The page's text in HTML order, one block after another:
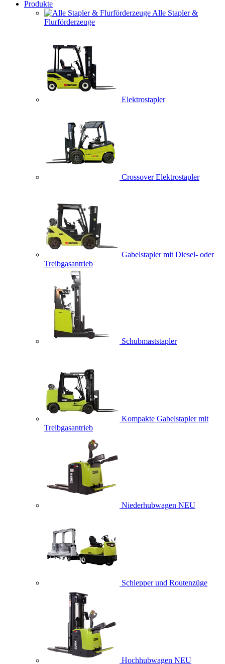
Produkte
Alle Stapler &
Flurförderzeuge
Elektrostapler
Crossover Elektrostapler
Gabelstapler mit Diesel- oder
Treibgasantrieb
Schubmaststapler
Kompakte Gabelstapler mit
Treibgasantrieb
Niederhubwagen NEU
Schlepper und Routenzüge
Hochhubwagen NEU